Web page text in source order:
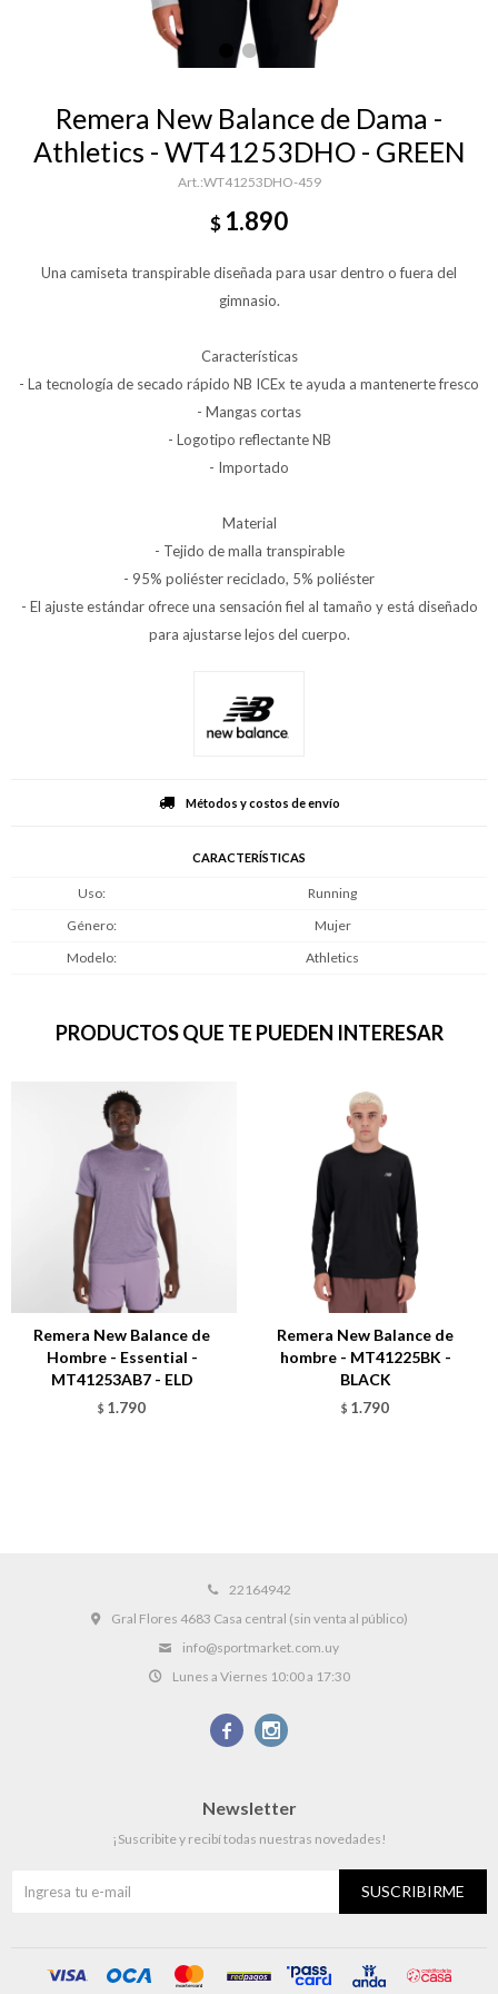
Remera New Balance de Dama -
Athletics - WT41253DHO - GREEN
WT41253DHO-459
$ 1.890
Una camiseta transpirable diseñada para usar dentro o fuera del
gimnasio.
Características
- La tecnología de secado rápido NB ICEx te ayuda a mantenerte fresco
- Mangas cortas
- Logotipo reflectante NB
- Importado
Material
- Tejido de malla transpirable
- 95% poliéster reciclado, 5% poliéster
- El ajuste estándar ofrece una sensación fiel al tamaño y está diseñado
para ajustarse lejos del cuerpo.
Métodos y costos de envío
CARACTERÍSTICAS
Uso
Running
Género
Mujer
Modelo
Athletics
PRODUCTOS QUE TE PUEDEN INTERESAR
Remera New Balance de
Hombre - Essential -
MT41253AB7 - ELD
$ 1.790
Remera New Balance de
hombre - MT41225BK -
BLACK
$ 1.790
22164942
Gral Flores 4683 Casa central (sin venta al público)
info@sportmarket.com.uy
Lunes a Viernes 10:00 a 17:30
 
Newsletter
¡Suscribite y recibí todas nuestras novedades!
SUSCRIBIRME